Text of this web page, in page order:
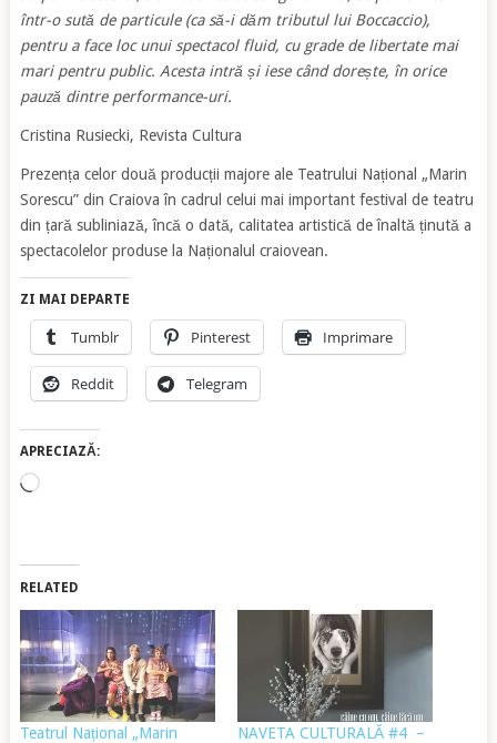
într-o sută de particule (ca să-i dăm tributul lui Boccaccio),
pentru a face loc unui spectacol fluid, cu grade de libertate mai
mari pentru public. Acesta intră și iese când dorește, în orice
pauză dintre performance-uri.
Cristina Rusiecki, Revista Cultura
Prezența celor două producții majore ale Teatrului Național „Marin
Sorescu” din Craiova în cadrul celui mai important festival de teatru
din țară subliniază, încă o dată, calitatea artistică de înaltă ținută a
spectacolelor produse la Naționalul craiovean.
ZI MAI DEPARTE
Tumblr Pinterest Imprimare
Reddit Telegram
APRECIAZĂ:
Încarc...
RELATED
Teatrul Național „Marin
NAVETA CULTURALĂ #4 –